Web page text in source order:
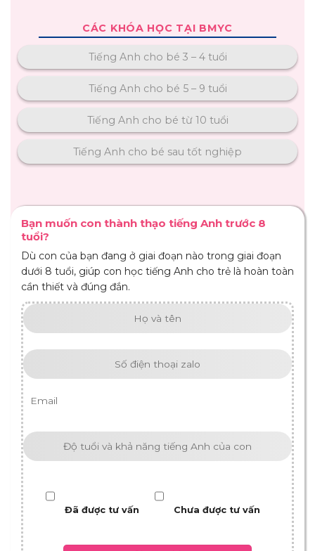
CÁC KHÓA HỌC TẠI BMYC
Tiếng Anh cho bé 3 – 4 tuổi
Tiếng Anh cho bé 5 – 9 tuổi
Tiếng Anh cho bé từ 10 tuổi
Tiếng Anh cho bé sau tốt nghiệp
Bạn muốn con thành thạo tiếng Anh trước 8
tuổi?
Dù con của bạn đang ở giai đoạn nào trong giai đoạn
dưới 8 tuổi, giúp con học tiếng Anh cho trẻ là hoàn toàn
cần thiết và đúng đắn.
Đã được tư vấn Chưa được tư vấn